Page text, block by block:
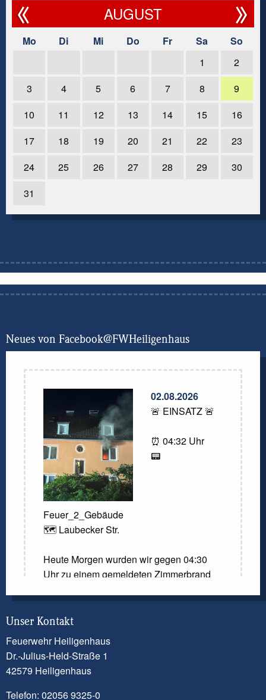
AUGUST
Mo Di Mi Do Fr Sa
So
1
2
3
4 5 6 7 8
9
10
11 12 13 14 15
16
17
18 19 20 21 22
23
24
25 26 27 28 29
30
31
Neues von Facebook@FWHeiligenhaus
02.08.2026
🚨 EINSATZ 🚨
⏰ 04:32 Uhr
📟
Feuer_2_Gebäude
🗺️ Laubecker Str.
Heute Morgen wurden wir gegen 04:30
Uhr zu einem gemeldeten Zimmerbrand
Kreisleitstelle sollte ein Zimmer in
Vollbrand stehen. Beim Eintreffen der
nicht bestätigt werden. Dennoch kam es
zu einem Brandereignis in einem Zimmer.
Ein Trupp unter Atemschutz ging mit
Unser Kontakt
Feuerwehr Heiligenhaus
Dr.-Julius-Held-Straße 1
42579 Heiligenhaus
Telefon: 02056 9325-0